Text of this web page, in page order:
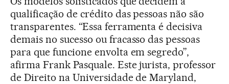
qualificação de crédito das pessoas não são
transparentes. “Essa ferramenta é decisiva
demais no sucesso ou fracasso das pessoas
para que funcione envolta em segredo”,
afirma Frank Pasquale. Este jurista, professor
de Direito na Universidade de Maryland,